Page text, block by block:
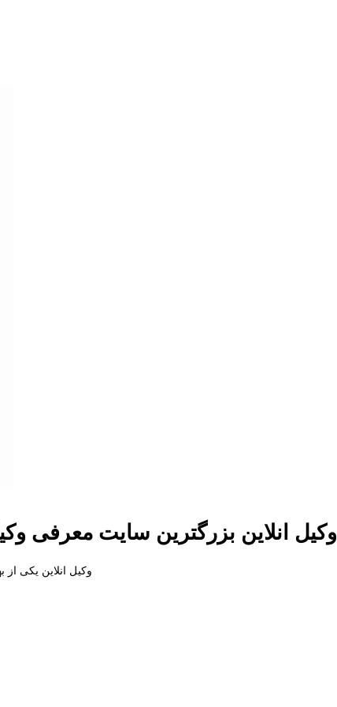
وکیل انلاین بزرگترین سایت معرفی
وکیل انلاین یکی